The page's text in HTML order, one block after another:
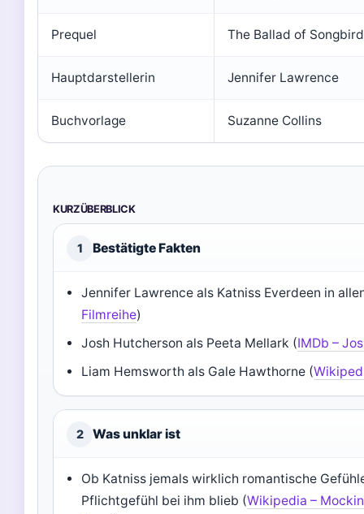
Prequel The Ballad of
Hauptdarstellerin Jennifer Lawrence
Buchvorlage Suzanne Collins
KURZÜBERBLICK
1 Bestätigte Fakten
Jennifer Lawrence als Katniss Everdeen in
Filmreihe)
Josh Hutcherson als Peeta Mellark (IMDb –
Liam Hemsworth als Gale Hawthorne (
2 Was unklar ist
Ob Katniss jemals wirklich romantische
Pflichtgefühl bei ihm blieb (Wikipedia –